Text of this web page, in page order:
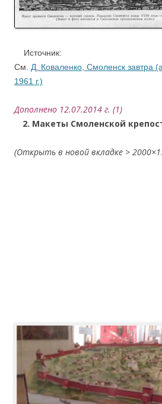
Источник:
См. Д. Коваленко, Смоленск завтра
1961 г.)
Дополнено 12.07.2014 г. (1)
2. Макеты Смоленской
(Открыть в новой вкладке >